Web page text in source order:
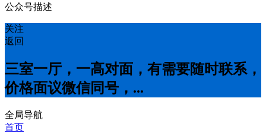
公众号描述
关注
返回
三室一厅，一高对面，有需要随时联系，
价格面议微信同号，...
全局导航
首页